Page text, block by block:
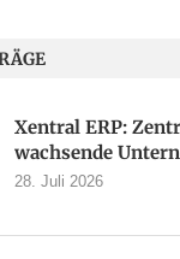
Xentral ERP:
wachsende
28. Juli 2026